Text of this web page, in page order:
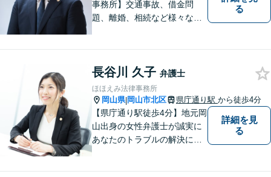
事務所】交通事故、借金問
題、離婚、相続など様々な問
い！
る
長谷川 久子 弁護士
ほほえみ法律事務所
岡山県|岡山市北区 県庁通り駅 から徒歩4分
【県庁通り駅徒歩4分】地元岡
山出身の女性弁護士が誠実に
あなたのトラブルの解決に向
詳細を見
る